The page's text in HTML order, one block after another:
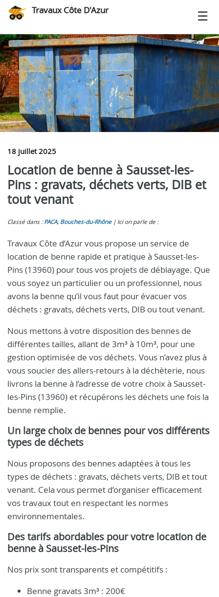
Travaux Côte D'Azur
18 juillet 2025
Location de benne à Sausset-les-
Pins : gravats, déchets verts, DIB et
tout venant
Classé dans : PACA, Bouches-du-Rhône Ici on parle de :
Travaux Côte d’Azur vous propose un service de
location de benne rapide et pratique à Sausset-les-
Pins (13960) pour tous vos projets de déblayage. Que
vous soyez un particulier ou un professionnel, nous
avons la benne qu’il vous faut pour évacuer vos
déchets : gravats, déchets verts, DIB ou tout venant.
Nous mettons à votre disposition des bennes de
différentes tailles, allant de 3m³ à 10m³, pour une
gestion optimisée de vos déchets. Vous n’avez plus à
vous soucier des allers-retours à la déchèterie, nous
livrons la benne à l’adresse de votre choix à Sausset-
les-Pins (13960) et récupérons les déchets une fois la
benne remplie.
Un large choix de bennes pour vos différents
types de déchets
Nous proposons des bennes adaptées à tous les
types de déchets : gravats, déchets verts, DIB et tout
venant. Cela vous permet d’organiser efficacement
vos travaux tout en respectant les normes
environnementales.
Des tarifs abordables pour votre location de
benne à Sausset-les-Pins
Nos prix sont transparents et compétitifs :
Benne gravats 3m³ : 200€